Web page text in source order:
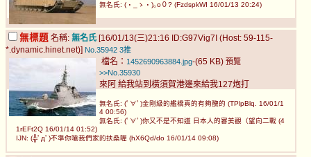
無名氏: (・_ゝ・)｡o０? (FzdspkWI 16/01/13 20:24)
無標題 名稱: 無名氏 [16/01/13(三)21:16 ID:G97Vig7I (Host: 59-115-
*.dynamic.hinet.net)] No.35942 3推
檔名： 1452690963884.jpg-(65 KB) 預覽
>>No.35930
來阿 給我站到橫須賀港邊來給我127炮打
無名氏: (ﾟ∀ﾟ)金剛級的艦橋真的有夠醜的 (TPlpBlq. 16/01/1
4 00:56)
無名氏: (ﾟ∀ﾟ)你又不是不知道 日本人的審美觀（望向二戰 (4
1rEFt2Q 16/01/14 01:52)
IJN: (╬ﾟдﾟ)不準你嗆我們家的扶桑喔 (hX6Qd/do 16/01/14 09:08)